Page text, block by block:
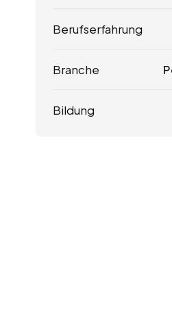
Berufserfahrung
Branche
Bildung